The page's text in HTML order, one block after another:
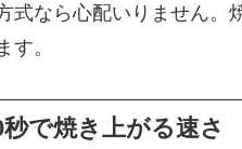
式なら心配いりません。
。
で焼き上がる速さ